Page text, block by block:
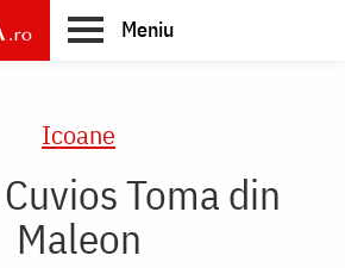
Meniu
Icoane
Toma din
Maleon